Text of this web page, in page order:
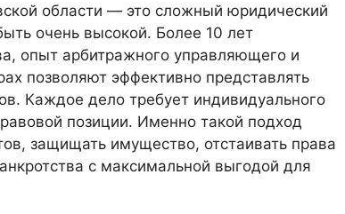
области — это сложный юридический
очень высокой. Более 10 лет
опыт арбитражного управляющего и
позволяют эффективно представлять
Каждое дело требует индивидуального
позиции. Именно такой подход
защищать имущество, отстаивать права
с максимальной выгодой для